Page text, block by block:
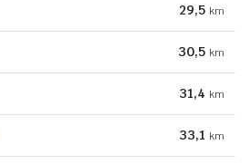
29,5 km
30,5 km
31,4 km
33,1 km